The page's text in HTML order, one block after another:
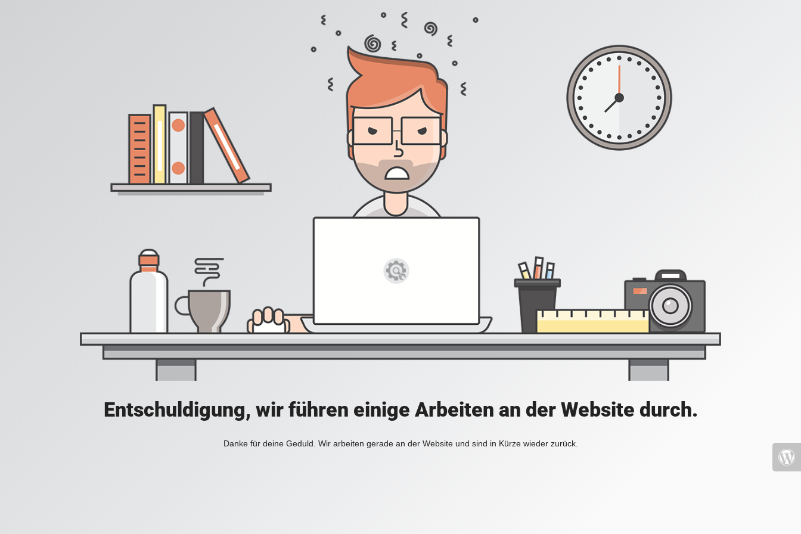
Entschuldigung, wir führen einige Arbeiten an der Website durch.
Danke für deine Geduld. Wir arbeiten gerade an der Website und sind in Kürze wieder zurück.